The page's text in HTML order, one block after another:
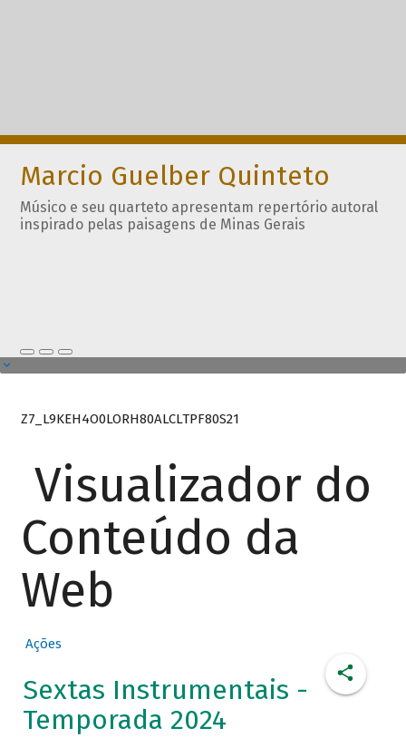
Marcio Guelber Quinteto
Músico e seu quarteto apresentam repertório autoral
inspirado pelas paisagens de Minas Gerais
Z7_L9KEH4O0LORH80ALCLTPF80S21
Visualizador do
Conteúdo da
Web
Ações
Sextas Instrumentais -
Temporada 2024